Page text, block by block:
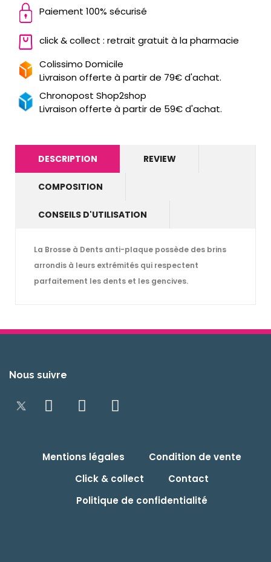
Paiement 100% sécurisé
click & collect : retrait gratuit à la pharmacie
Colissimo Domicile
Livraison offerte à partir de 79€ d'achat.
Chronopost Shop2shop
Livraison offerte à partir de 59€ d'achat.
DESCRIPTION REVIEW
COMPOSITION
CONSEILS D'UTILISATION
La Brosse à Dents anti-plaque possède des brins
arrondis à leurs extrémités qui respectent
parfaitement les dents et les gencives.
Nous suivre
Mentions légales
Condition de vente
Click & collect
Contact
Politique de confidentialité